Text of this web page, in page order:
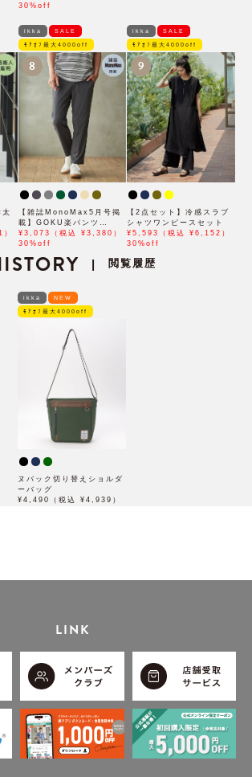
郎さん着用モデル」
30%off
ikka SALE
ﾓｱｵﾌ最大4000off
8
【雑誌MonoMax5月号掲
載】GOKU楽パンツ
EASY STRETCH 冷感ア
ンクル【接触冷感】「小泉
¥3,073（税込 ¥3,380）
30%off
ikka SALE
ﾓｱｵﾌ最大4000off
9
【2点セット】冷感スラブ
シャツワンピースセット
¥5,593（税込 ¥6,152）
30%off
| 閲覧履歴
ikka NEW
ﾓｱｵﾌ最大4000off
ヌバック切り替えショルダ
ーバッグ
¥4,490（税込 ¥4,939）
LINK